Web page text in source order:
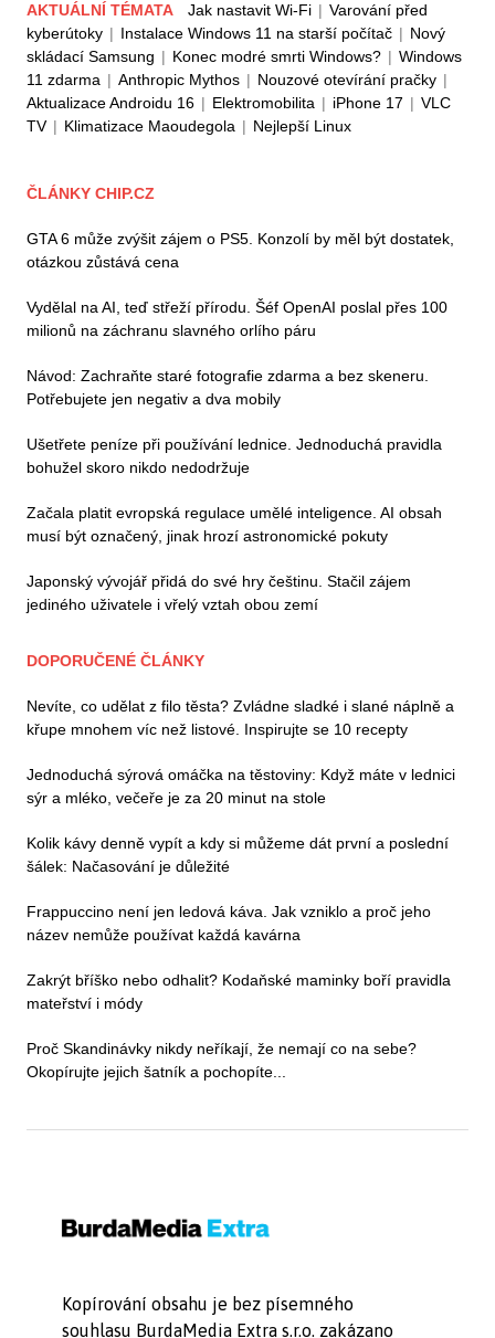
AKTUÁLNÍ TÉMATA Jak nastavit Wi-Fi | Varování před
kyberútoky | Instalace Windows 11 na starší počítač | Nový
skládací Samsung | Konec modré smrti Windows? | Windows
11 zdarma | Anthropic Mythos | Nouzové otevírání pračky |
Aktualizace Androidu 16 | Elektromobilita | iPhone 17 | VLC
TV | Klimatizace Maoudegola | Nejlepší Linux
ČLÁNKY CHIP.CZ
GTA 6 může zvýšit zájem o PS5. Konzolí by měl být dostatek,
otázkou zůstává cena
Vydělal na AI, teď střeží přírodu. Šéf OpenAI poslal přes 100
milionů na záchranu slavného orlího páru
Návod: Zachraňte staré fotografie zdarma a bez skeneru.
Potřebujete jen negativ a dva mobily
Ušetřete peníze při používání lednice. Jednoduchá pravidla
bohužel skoro nikdo nedodržuje
Začala platit evropská regulace umělé inteligence. AI obsah
musí být označený, jinak hrozí astronomické pokuty
Japonský vývojář přidá do své hry češtinu. Stačil zájem
jediného uživatele i vřelý vztah obou zemí
DOPORUČENÉ ČLÁNKY
Nevíte, co udělat z filo těsta? Zvládne sladké i slané náplně a
křupe mnohem víc než listové. Inspirujte se 10 recepty
Jednoduchá sýrová omáčka na těstoviny: Když máte v lednici
sýr a mléko, večeře je za 20 minut na stole
Kolik kávy denně vypít a kdy si můžeme dát první a poslední
šálek: Načasování je důležité
Frappuccino není jen ledová káva. Jak vzniklo a proč jeho
název nemůže používat každá kavárna
Zakrýt bříško nebo odhalit? Kodaňské maminky boří pravidla
mateřství i módy
Proč Skandinávky nikdy neříkají, že nemají co na sebe?
Okopírujte jejich šatník a pochopíte...
Kopírování obsahu je bez písemného
souhlasu BurdaMedia Extra s.r.o. zakázano